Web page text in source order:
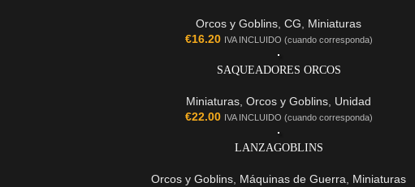
Orcos y Goblins CG
Miniaturas
€16.20 IVA INCLUIDO (cuando corresponda)
SAQUEADORES ORCOS
Miniaturas Orcos y Goblins Unidad
€22.00 IVA INCLUIDO (cuando corresponda)
LANZAGOBLINS
Orcos y Goblins Máquinas de Guerra
Miniaturas